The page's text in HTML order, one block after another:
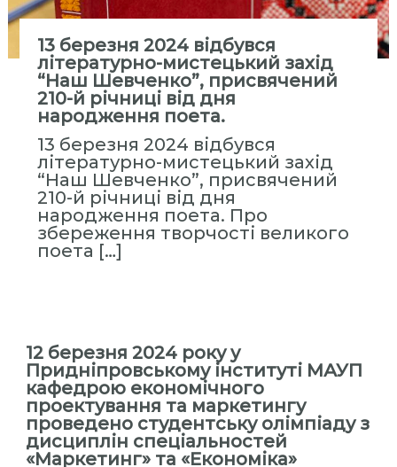
13 березня 2024 відбувся
літературно-мистецький захід
“Наш Шевченко”, присвячений
210-й річниці від дня
народження поета.
13 березня 2024 відбувся
літературно-мистецький захід
“Наш Шевченко”, присвячений
210-й річниці від дня
народження поета. Про
збереження творчості великого
поета […]
12 березня 2024 року у
Придніпровському інституті МАУП
кафедрою економічного
проектування та маркетингу
проведено студентську олімпіаду з
дисциплін спеціальностей
«Маркетинг» та «Економіка»